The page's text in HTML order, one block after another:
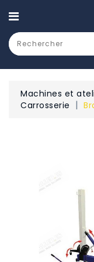
CATEGORY
Machines et
Carrosserie